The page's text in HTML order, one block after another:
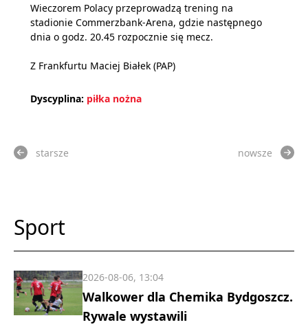
Wieczorem Polacy przeprowadzą trening na
stadionie Commerzbank-Arena, gdzie następnego
dnia o godz. 20.45 rozpocznie się mecz.
Z Frankfurtu Maciej Białek (PAP)
Dyscyplina: piłka nożna
starsze nowsze
Sport
Walkower dla Chemika Bydgoszcz.
Rywale wystawili
2026-08-06, 13:04